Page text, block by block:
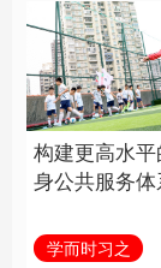
科技
文化
访谈
构建更高水平
身公共服务体
学而时习之